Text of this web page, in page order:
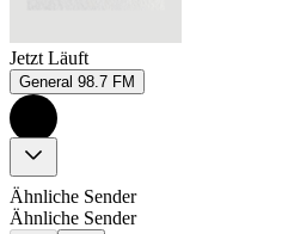
Jetzt Läuft
General 98.7 FM
Ähnliche Sender
Ähnliche Sender